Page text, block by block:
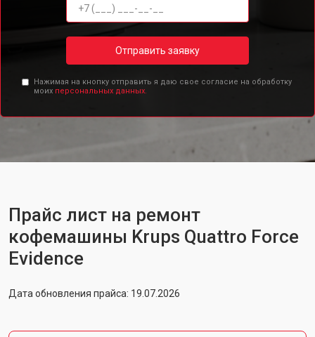
Отправить заявку
Нажимая на кнопку отправить я даю свое согласие на обработку
моих персональных данных.
Прайс лист на ремонт
кофемашины Krups Quattro Force
Evidence
Дата обновления прайса: 19.07.2026